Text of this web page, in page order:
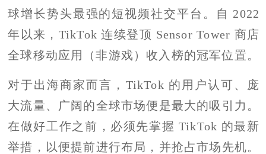
球增长势头最强的短视频社交平台。自 2022
年以来，TikTok 连续登顶 Sensor Tower 商店
全球移动应用（非游戏）收入榜的冠军位置。
对于出海商家而言，TikTok 的用户认可、庞
大流量、广阔的全球市场便是最大的吸引力。
在做好工作之前，必须先掌握 TikTok 的最新
举措，以便提前进行布局，并抢占市场先机。